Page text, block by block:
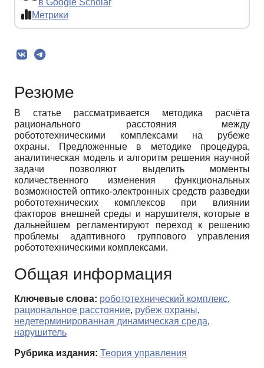
в Google Scholar
Метрики
Резюме
В статье рассматривается методика расчёта
рационального расстояния между
робототехническими комплексами на рубеже
охраны. Предложенные в методике процедура,
аналитическая модель и алгоритм решения научной
задачи позволяют выделить моменты
количественного изменения функциональных
возможностей оптико-электронных средств разведки
робототехнических комплексов при влиянии
факторов внешней среды и нарушителя, которые в
дальнейшем регламентируют переход к решению
проблемы адаптивного группового управления
робототехническими комплексами.
Общая информация
Ключевые слова: робототехнический комплекс,
рациональное расстояние, рубеж охраны,
недетерминированная динамическая среда,
нарушитель
Рубрика издания: Теория управления